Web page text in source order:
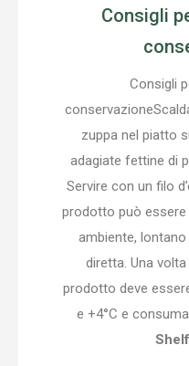
Consigli
Consigli
zuppa nel piatto
adagiate fettine di
Servire con un filo
prodotto può
ambiente,
diretta. Una
prodotto deve
e +4°C e